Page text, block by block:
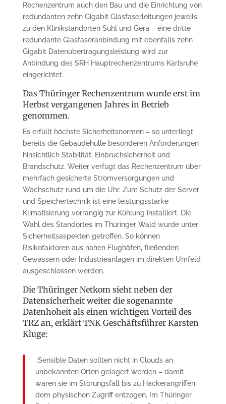
Rechenzentrum auch den Bau und die Einrichtung von
redundanten zehn Gigabit Glasfaserleitungen jeweils
zu den Klinikstandorten Suhl und Gera – eine dritte
redundante Glasfaseranbindung mit ebenfalls zehn
Gigabit Datenübertragungsleistung wird zur
Anbindung des SRH Hauptrechenzentrums Karlsruhe
eingerichtet.
Das Thüringer Rechenzentrum wurde erst im
Herbst vergangenen Jahres in Betrieb
genommen.
Es erfüllt höchste Sicherheitsnormen – so unterliegt
bereits die Gebäudehülle besonderen Anforderungen
hinsichtlich Stabilität, Einbruchsicherheit und
Brandschutz. Weiter verfügt das Rechenzentrum über
mehrfach gesicherte Stromversorgungen und
Wachschutz rund um die Uhr. Zum Schutz der Server
und Speichertechnik ist eine leistungsstarke
Klimatisierung vorrangig zur Kühlung installiert. Die
Wahl des Standortes im Thüringer Wald wurde unter
Sicherheitsaspekten getroffen. So können
Risikofaktoren aus nahen Flughäfen, fließenden
Gewässern oder Industrieanlagen im direkten Umfeld
ausgeschlossen werden.
Die Thüringer Netkom sieht neben der
Datensicherheit weiter die sogenannte
Datenhoheit als einen wichtigen Vorteil des
TRZ an, erklärt TNK Geschäftsführer Karsten
Kluge:
„Sensible Daten sollten nicht in Clouds an
unbekannten Orten gelagert werden – damit
wären sie im Störungsfall bis zu Hackerangriffen
dem physischen Zugriff entzogen. Im Thüringer